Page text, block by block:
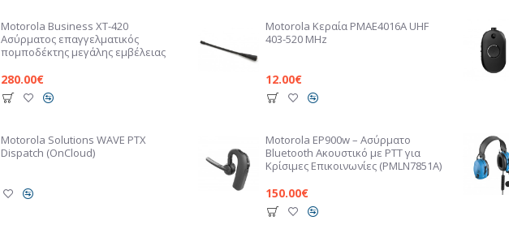
Motorola Business XT-420
Ασύρματος επαγγελματικός
πομποδέκτης μεγάλης εμβέλειας
280.00€
Motorola Κεραία PMAE4016A UHF
403-520 MHz
12.00€
Motorola Solutions WAVE PTX
Dispatch (OnCloud)
Motorola EP900w – Ασύρματο
Bluetooth Ακουστικό με PTT για
Κρίσιμες Επικοινωνίες (PMLN7851A)
150.00€